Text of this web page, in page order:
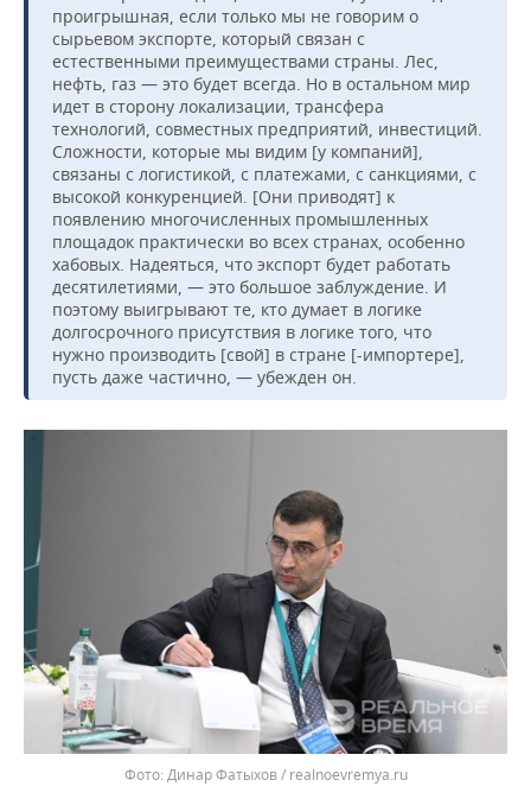
проигрышная, если только мы не говорим о
сырьевом экспорте, который связан с
естественными преимуществами страны. Лес,
нефть, газ — это будет всегда. Но в остальном мир
идет в сторону локализации, трансфера
технологий, совместных предприятий, инвестиций.
Сложности, которые мы видим [у компаний],
связаны с логистикой, с платежами, с санкциями, с
высокой конкуренцией. [Они приводят] к
появлению многочисленных промышленных
площадок практически во всех странах, особенно
хабовых. Надеяться, что экспорт будет работать
десятилетиями, — это большое заблуждение. И
поэтому выигрывают те, кто думает в логике
долгосрочного присутствия в логике того, что
нужно производить [свой] в стране [-импортере],
пусть даже частично, — убежден он.
Динар Фатыхов / realnoevremya.ru